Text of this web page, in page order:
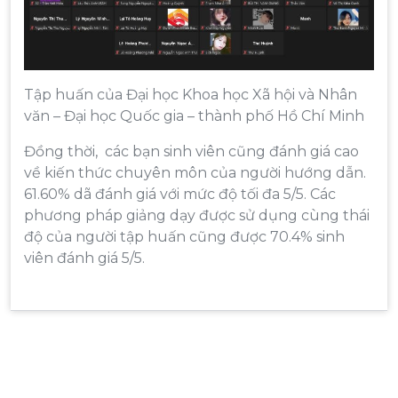
Tập huấn của Đại học Khoa học Xã hội và Nhân
văn – Đại học Quốc gia – thành phố Hồ Chí Minh
Đồng thời, các bạn sinh viên cũng đánh giá cao
về kiến thức chuyên môn của người hướng dẫn.
61.60% dã đánh giá với mức độ tối đa 5/5. Các
phương pháp giảng dạy được sử dụng cùng thái
độ của người tập huấn cũng được 70.4% sinh
viên đánh giá 5/5.